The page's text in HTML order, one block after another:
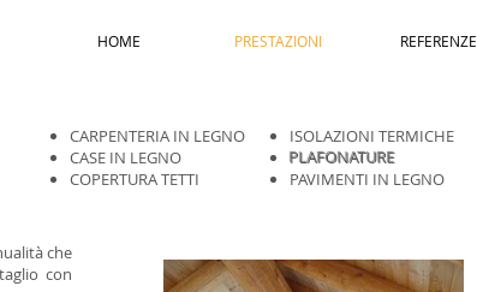
HOME PRESTAZIONI REFERENZE
CARPENTERIA IN LEGNO
CASE IN LEGNO
COPERTURA TETTI
ISOLAZIONI TERMICHE
PLAFONATURE
PAVIMENTI IN LEGNO
che
con